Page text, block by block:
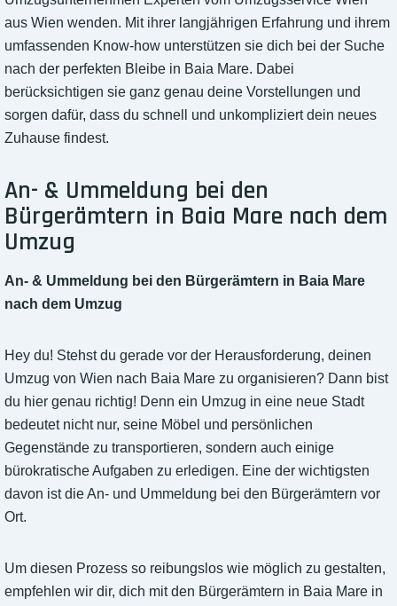
aus Wien wenden. Mit ihrer langjährigen Erfahrung und ihrem
umfassenden Know-how unterstützen sie dich bei der Suche
nach der perfekten Bleibe in Baia Mare. Dabei
berücksichtigen sie ganz genau deine Vorstellungen und
sorgen dafür, dass du schnell und unkompliziert dein neues
Zuhause findest.
An- & Ummeldung bei den
Bürgerämtern in Baia Mare nach dem
Umzug
An- & Ummeldung bei den Bürgerämtern in Baia Mare
nach dem Umzug
Hey du! Stehst du gerade vor der Herausforderung, deinen
Umzug von Wien nach Baia Mare zu organisieren? Dann bist
du hier genau richtig! Denn ein Umzug in eine neue Stadt
bedeutet nicht nur, seine Möbel und persönlichen
Gegenstände zu transportieren, sondern auch einige
bürokratische Aufgaben zu erledigen. Eine der wichtigsten
davon ist die An- und Ummeldung bei den Bürgerämtern vor
Ort.
Um diesen Prozess so reibungslos wie möglich zu gestalten,
empfehlen wir dir, dich mit den Bürgerämtern in Baia Mare in